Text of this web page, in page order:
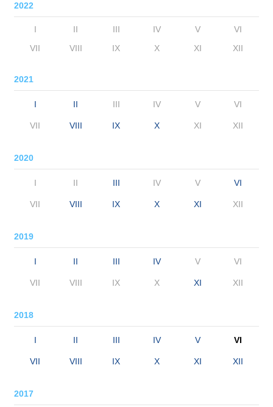
2022
I II III IV V
VI
VII
VIII IX X XI XII
2021
I II III IV V VI
VII VIII IX X XI XII
2020
I II III IV V VI
VII VIII IX X XI XII
2019
I II III IV V VI
VII VIII IX X XI XII
2018
I II III IV V VI
VII VIII IX X XI XII
2017